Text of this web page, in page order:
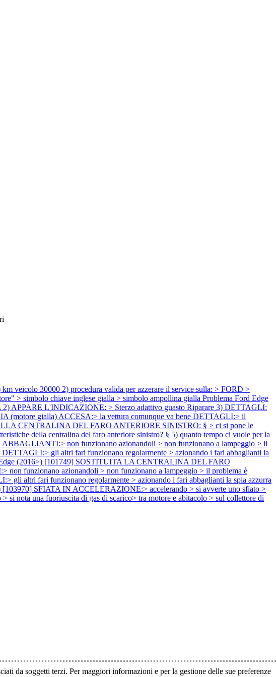
30000 2) procedura valida per azzerare il service sulla: > FORD >
> simbolo chiave inglese gialla > simbolo ampollina gialla Problema Ford Edge
APPARE L'INDICAZIONE: > Sterzo adattivo guasto Riparare 3) DETTAGLI:
(motore gialla) ACCESA:> la vettura comunque va bene DETTAGLI:> il
CENTRALINA DEL FARO ANTERIORE SINISTRO: § > ci si pone le
della centralina del faro anteriore sinistro? § 5) quanto tempo ci vuole per la
non funzionano azionandoli > non funzionano a lampeggio > il
gli altri fari funzionano regolarmente > azionando i fari abbaglianti la
(2016>) [101749] SOSTITUITA LA CENTRALINA DEL FARO
funzionano azionandoli > non funzionano a lampeggio > il problema è
altri fari funzionano regolarmente > azionando i fari abbaglianti la spia azzurra
[103970] SFIATA IN ACCELERAZIONE:> accelerando > si avverte uno sfiato >
nota una fuoriuscita di gas di scarico> tra motore e abitacolo > sul collettore di
da soggetti terzi. Per maggiori informazioni e per la gestione delle sue preferenze